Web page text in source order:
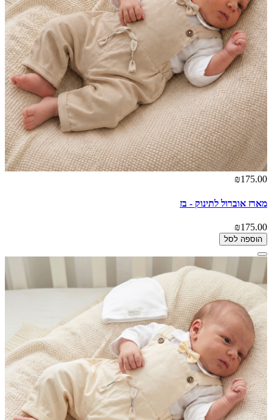
₪175.00
מארז אוברול לתינוק - בז
₪175.00
הוספה לסל